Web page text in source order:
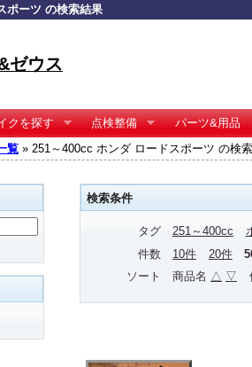
ポーツ の検索結果
ゼウス
クを探す 点検整備
パーツ&用品
覧 » 251～400cc ホンダ ロードスポーツ の検
検索条件
タグ 251～400cc
件数
10件 20件
ソート
商品名 △ ▽